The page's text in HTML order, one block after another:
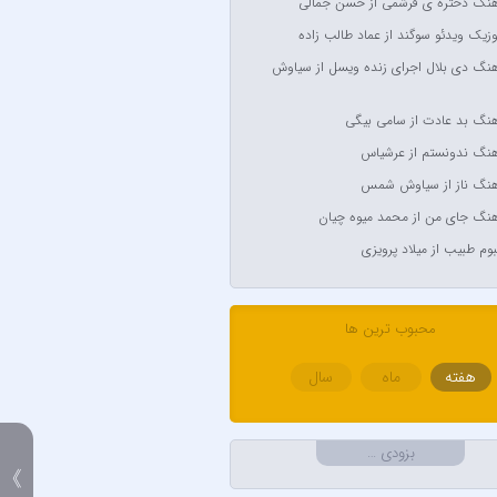
Anyma Ellie
Arsha
Aşkın
Avril Lavigne &
Bebe
Bilal Sonses &
ویدئو سوگند از عماد طالب زاده
دی بلال اجرای زنده ویسل از سیاوش
بد عادت از سامی بیگی
ندونستم از عرشیاس
ناز از سیاوش شمس
جای من از محمد میوه چیان
طبیب از میلاد پرویزی
محبوب ترین ها
هفته ماه سال
بزودی …
》